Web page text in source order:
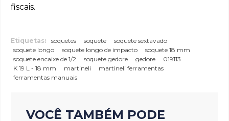
fiscais.
Etiquetas: soquetes soquete
soquete sextavado
soquete longo
soquete longo de impacto
soquete 18 mm
soquete encaixe de 1/2
soquete gedore gedore
019113
K 19 L - 18 mm
martineli
martineli ferramentas
ferramentas manuais
VOCÊ TAMBÉM PODE